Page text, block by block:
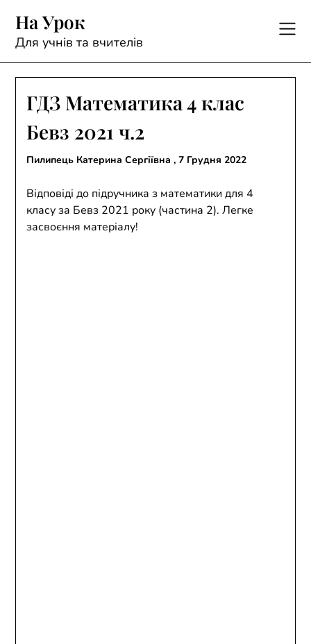
content
На Урок
Для учнів та вчителів
ГДЗ Математика 4 клас
Бевз 2021 ч.2
Пилипець Катерина Сергіївна ,7 Грудня 2022
Відповіді до підручника з математики для 4
класу за Бевз 2021 року (частина 2). Легке
засвоєння матеріалу!